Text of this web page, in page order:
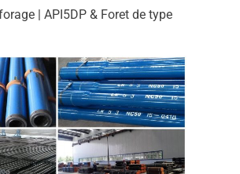
| API5DP & Foret de type